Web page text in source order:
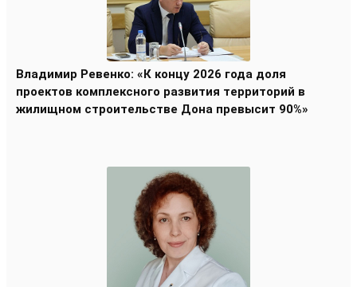
Владимир Ревенко: «К концу 2026 года доля
проектов комплексного развития территорий в
жилищном строительстве Дона превысит 90%»